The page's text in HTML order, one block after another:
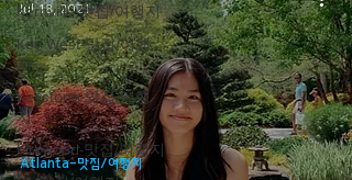
Kernville-맛집/여행지
Key West-맛집/여행
지
Keystone-맛집/여행
지
Kirkwood-맛집/여행지
Atlanta-맛집/여행지
Jul 18, 2021